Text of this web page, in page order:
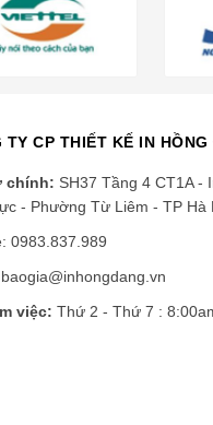
TY CP THIẾT KẾ IN
chính: SH37 Tầng 4 CT1A -
- Phường Từ Liêm - TP Hà
0983.837.989
việc: Thứ 2 - Thứ 7 :